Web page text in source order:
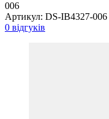
006
Артикул: DS-IB4327-006
0 відгуків